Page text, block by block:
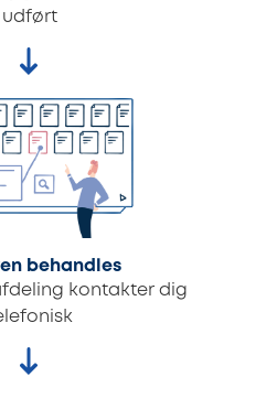
udført
behandles
kontakter dig